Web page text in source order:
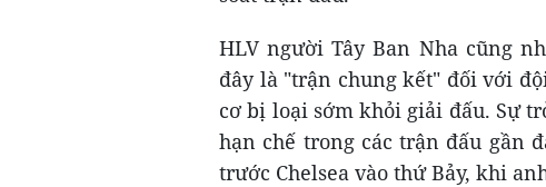
HLV người Tây Ban Nha cũng
đây là "trận chung kết" đối với
cơ bị loại sớm khỏi giải đấu. Sự
hạn chế trong các trận đấu gần
trước Chelsea vào thứ Bảy, khi